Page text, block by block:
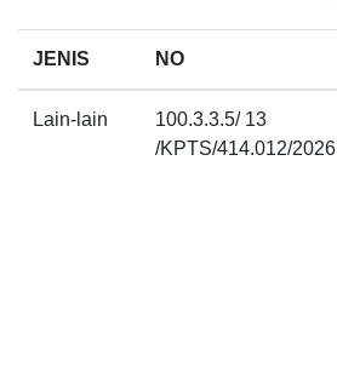
JENIS NO
Lain-lain
100.3.3.5/ 13
/KPTS/414.012/2026